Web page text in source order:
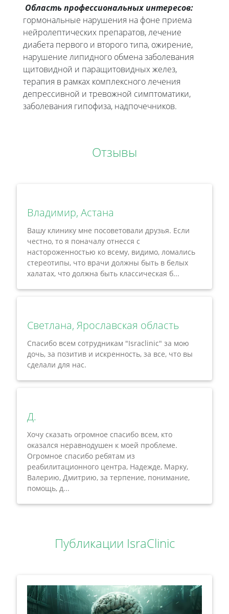
Область профессиональных интересов:
гормональные нарушения на фоне приема
нейролептических препаратов, лечение
диабета первого и второго типа, ожирение,
нарушение липидного обмена заболевания
щитовидной и паращитовидных желез,
терапия в рамках комплексного лечения
депрессивной и тревожной симптоматики,
заболевания гипофиза, надпочечников.
Отзывы
Владимир, Астана
Вашу клинику мне посоветовали друзья. Если
честно, то я поначалу отнесся с
настороженностью ко всему, видимо, ломались
стереотипы, что врачи должны быть в белых
халатах, что должна быть классическая б...
Светлана, Ярославская область
Спасибо всем сотрудникам "Israclinic" за мою
дочь, за позитив и искренность, за все, что вы
сделали для нас.
Д.
Хочу сказать огромное спасибо всем, кто
оказался неравнодушен к моей проблеме.
Огромное спасибо ребятам из
реабилитационного центра, Надежде, Марку,
Валерию, Дмитрию, за терпение, понимание,
помощь, д...
Публикации IsraClinic